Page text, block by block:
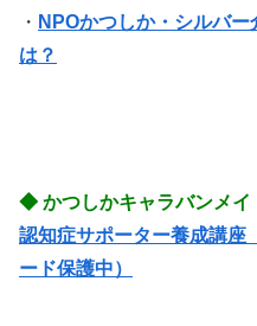
・ NPOかつしか・シルバ
は？
◆ かつしかキャラバンメイ
認知症サポーター養成講
ード保護中）